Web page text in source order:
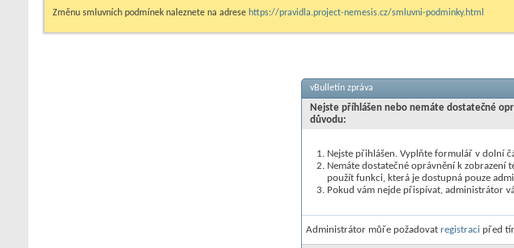
Změnu smluvních podmínek naleznete na adrese https://pravidla.project-nemesis.cz/smluvni-podminky.html
vBulletin zpráva
Nejste příhlášen nebo nemáte dostatečné
důvodu:
Nejste přihlášen. Vyplňte formulář v dolní
Nemáte dostatečné oprávnění k zobrazení
použít funkci, která je dostupná pouze
Pokud vám nejde přispívat, administrátor
Administrátor můře požadovat registraci před